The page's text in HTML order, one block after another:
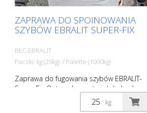
ZAPRAWA DO SPOINOWANIA
SZYBÓW EBRALIT SUPER-FIX
BEC-EBRALIT
Paczki: kg (25kg) / Palette (1000kg)
Zaprawa do fugowania szybów EBRALIT-
Super-Fix Optymalny materiał do budowy
podstaw studzienek. Optymalne warunki
obróbki dzięki zawsze świeżo
kg